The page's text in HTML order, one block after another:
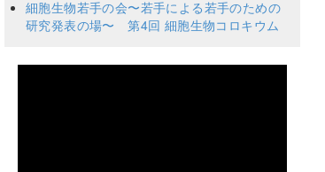
細胞生物若手の会〜若手による若手のための
研究発表の場〜 第4回 細胞生物コロキウム